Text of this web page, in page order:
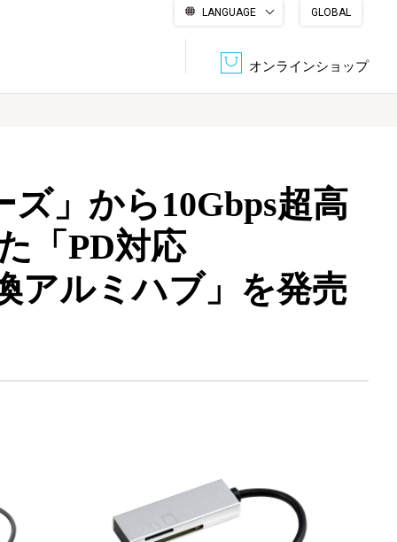
LANGUAGE
GLOBAL
オンラインショップ
パソコン周辺機器
ボード用品 事務用品
DPS（データ・プリント・サービス）
サステナブルな紙器製品「asue（あすえ）」
認証一覧
」から10Gbps超高
「PD対応
アルミハブ」を発売